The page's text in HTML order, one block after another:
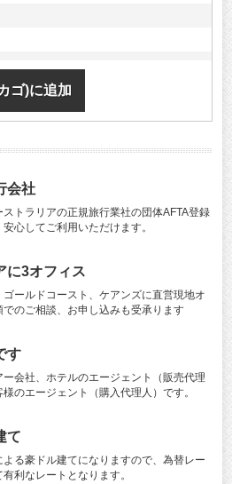
ゴ)に追加
会社
トラリアの正規旅行業社の団体AFTA登録
心してご利用いただけます。
に3オフィス
ールドコースト、ケアンズに直営現地オ
でのご相談、お申し込みも受承ります
す
会社、ホテルのエージェント（販売代理
のエージェント（購入代理人）です。
て
る豪ドル建てになりますので、為替レー
利なレートとなります。